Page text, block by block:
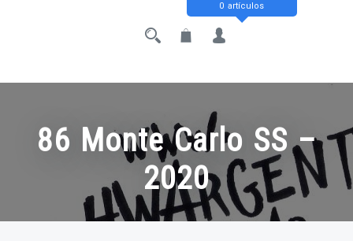
0 artículos
86 Monte Carlo SS –
2020